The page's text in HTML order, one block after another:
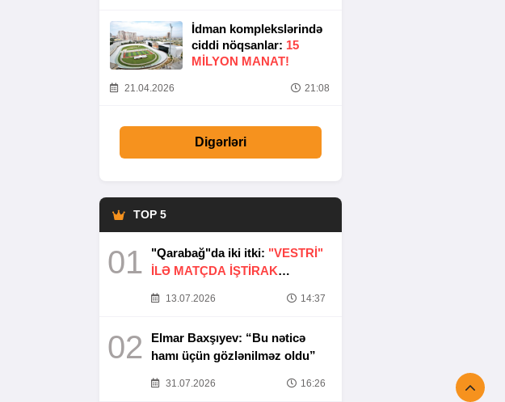
İdman komplekslərində
ciddi nöqsanlar: 15
MILYON MANAT!
21.04.2026 21:08
Digərləri
TOP 5
01 "Qarabağ"da iki itki: "VESTRİ"
İLƏ MATÇDA İŞTİRAK
13.07.2026 14:37
02
Elmar Baxşıyev: “Bu nəticə
hamı üçün gözlənilməz oldu”
31.07.2026 16:26